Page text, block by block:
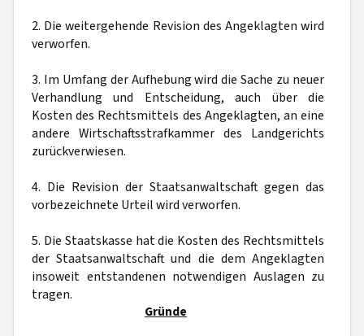
2. Die weitergehende Revision des Angeklagten wird
verworfen.
3. Im Umfang der Aufhebung wird die Sache zu neuer
Verhandlung und Entscheidung, auch über die
Kosten des Rechtsmittels des Angeklagten, an eine
andere Wirtschaftsstrafkammer des Landgerichts
zurückverwiesen.
4. Die Revision der Staatsanwaltschaft gegen das
vorbezeichnete Urteil wird verworfen.
5. Die Staatskasse hat die Kosten des Rechtsmittels
der Staatsanwaltschaft und die dem Angeklagten
insoweit entstandenen notwendigen Auslagen zu
tragen.
Gründe